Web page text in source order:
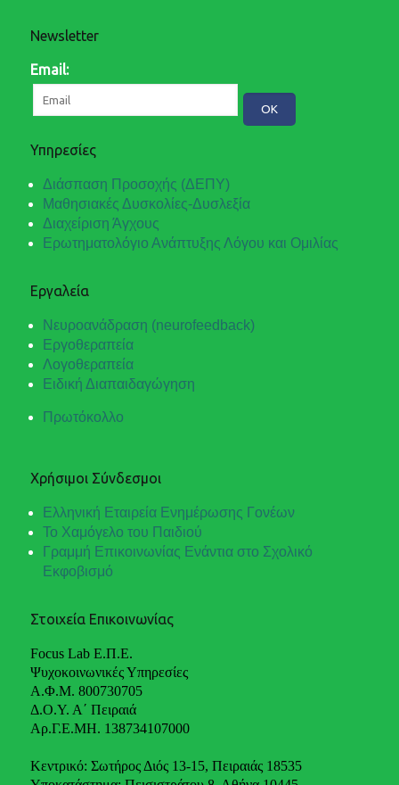
Newsletter
Email:
Υπηρεσίες
Διάσπαση Προσοχής (ΔΕΠΥ)
Μαθησιακές Δυσκολίες-Δυσλεξία
Διαχείριση Άγχους
Ερωτηματολόγιο Ανάπτυξης Λόγου και Ομιλίας
Εργαλεία
Νευροανάδραση (neurofeedback)
Εργοθεραπεία
Λογοθεραπεία
Ειδική Διαπαιδαγώγηση
Πρωτόκολλο
Χρήσιμοι Σύνδεσμοι
Ελληνική Εταιρεία Ενημέρωσης Γονέων
Το Χαμόγελο του Παιδιού
Γραμμή Επικοινωνίας Ενάντια στο Σχολικό
Εκφοβισμό
Στοιχεία Επικοινωνίας
Focus Lab Ε.Π.Ε.
Ψυχοκοινωνικές Υπηρεσίες
Α.Φ.Μ. 800730705
Δ.Ο.Υ. Α΄ Πειραιά
Αρ.Γ.Ε.ΜΗ. 138734107000
Κεντρικό: Σωτήρος Διός 13-15, Πειραιάς 18535